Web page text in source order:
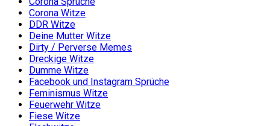
Corona Witze
DDR Witze
Deine Mutter Witze
Dirty / Perverse Memes
Dreckige Witze
Dumme Witze
Facebook und Instagram Sprüche
Feminismus Witze
Feuerwehr Witze
Fiese Witze